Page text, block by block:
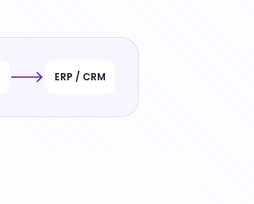
ERP / CRM